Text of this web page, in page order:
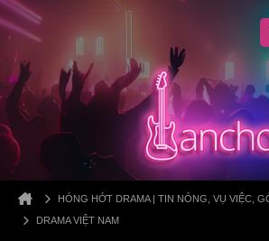
HÓNG HỚT DRAMA | TIN NÓNG, VỤ VIỆC,
DRAMA VIỆT NAM